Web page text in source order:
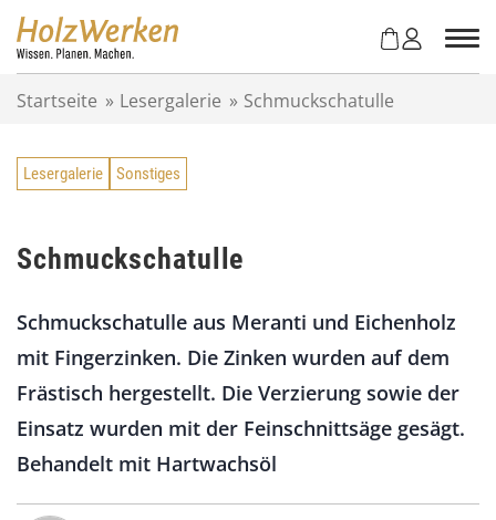
Startseite » Lesergalerie » Schmuckschatulle
Lesergalerie Sonstiges
Schmuckschatulle
Schmuckschatulle aus Meranti und Eichenholz
mit Fingerzinken. Die Zinken wurden auf dem
Frästisch hergestellt. Die Verzierung sowie der
Einsatz wurden mit der Feinschnittsäge gesägt.
Behandelt mit Hartwachsöl